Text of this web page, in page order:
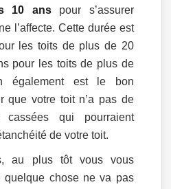
10 anspour s’assurer
l’affecte. Cette durée est
les toits de plus de 20
pour les toits de plus de
également est le bon
que votre toit n’a pas de
qui pourraient
de votre toit.
au plus tôt vous vous
quelque chose ne va pas